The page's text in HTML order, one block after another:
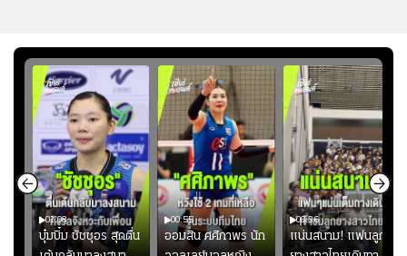
01:08
บุ๋มบิ๋ม ชัชชุอร สุดตื่น
00:55
ออมสิน ศศิภาพร นัก
00:36
แน่นสนาม! แฟนลูก